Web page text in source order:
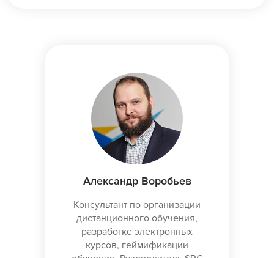
Александр Воробьев
Консультант по организации
дистанционного обучения,
разработке электронных
курсов, геймификации